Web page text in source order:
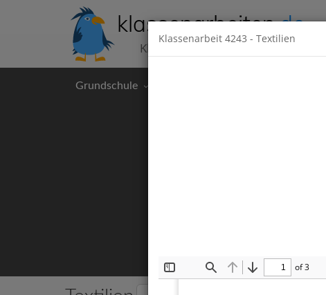
klassenarbeiten.de
Klassenarbeiten kostenlos
Grundschule
Klassenarbeit 4243 - Textilien
Find Previous
Next
of 3